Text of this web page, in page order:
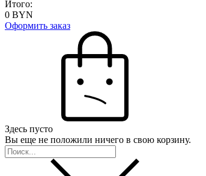
Итого:
0 BYN
Оформить заказ
Здесь пусто
Вы еще не положили ничего в свою корзину.